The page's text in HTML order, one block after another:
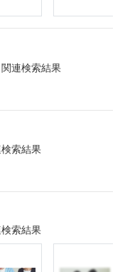
連検索結果
索結果
索結果